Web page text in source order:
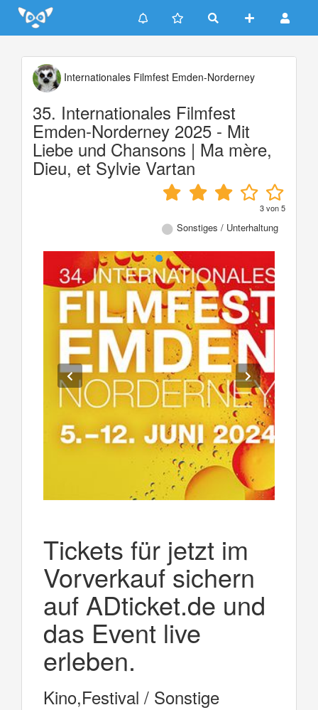
Update cookies preferences
Internationales Filmfest Emden-Norderney
35. Internationales Filmfest
Emden-Norderney 2025 - Mit
Liebe und Chansons | Ma mère,
Dieu, et Sylvie Vartan
3von5
Sonstiges / Unterhaltung
Tickets für jetzt im
Vorverkauf sichern
auf ADticket.de und
das Event live
erleben.
Kino,Festival / Sonstige